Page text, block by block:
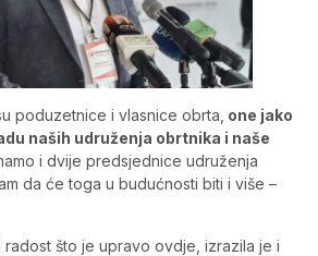
poduzetnice i vlasnice obrta, one jako
naših udruženja obrtnika i naše
i dvije predsjednice udruženja
da će toga u budućnosti biti i više –
što je upravo ovdje, izrazila je i